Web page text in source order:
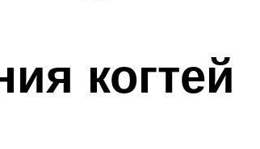
когтей